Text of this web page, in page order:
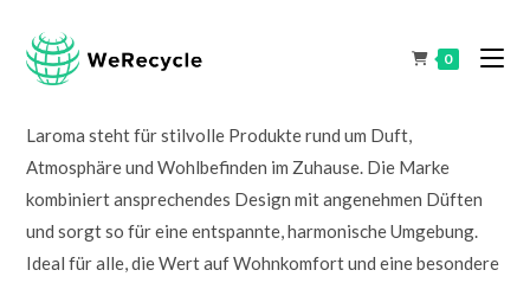
0
Laroma steht für stilvolle Produkte rund um Duft,
Atmosphäre und Wohlbefinden im Zuhause. Die Marke
kombiniert ansprechendes Design mit angenehmen Düften
und sorgt so für eine entspannte, harmonische Umgebung.
Ideal für alle, die Wert auf Wohnkomfort und eine besondere